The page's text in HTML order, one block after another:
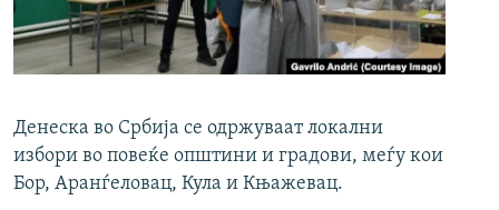
Денеска во Србија се одржуваат локални
избори во повеќе општини и градови, меѓу кои
Бор, Аранѓеловац, Кула и Књажевац.